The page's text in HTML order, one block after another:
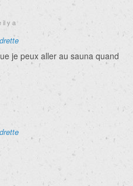
il y a
je peux aller au sauna quand